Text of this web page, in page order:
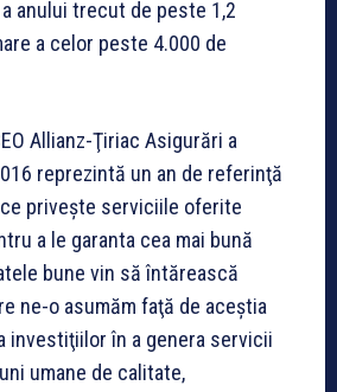
anului trecut de peste 1,2
a celor peste 4.000 de
Allianz-Ţiriac Asigurări a
reprezintă un an de referinţă
priveşte serviciile oferite
a le garanta cea mai bună
bune vin să întărească
ne-o asumăm faţă de aceştia
investiţiilor în a genera servicii
umane de calitate,